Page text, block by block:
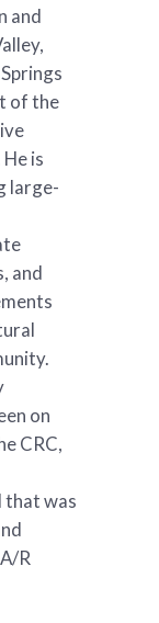
and
of the
is
large-
and
on
CRC,
that was
R